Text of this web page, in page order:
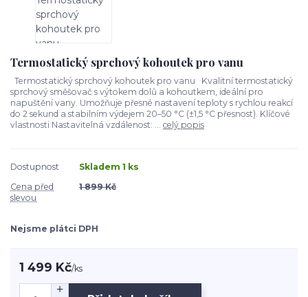
Termostatický sprchový kohoutek pro vanu
Termostatický sprchový kohoutek pro vanu Kvalitní termostatický
sprchový směšovač s výtokem dolů a kohoutkem, ideální pro
napuštění vany. Umožňuje přesné nastavení teploty s rychlou reakcí
do 2 sekund a stabilním výdejem 20–50 °C (±1,5 °C přesnost). Klíčové
vlastnosti Nastavitelná vzdálenost: ... celý popis
Dostupnost
Skladem 1 ks
Cena před
slevou
1 899 Kč
Nejsme plátci DPH
1 499 Kč/ks